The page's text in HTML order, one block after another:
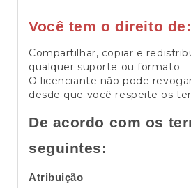
Você tem o direito de:
Compartilhar, copiar e
qualquer suporte ou formato
O licenciante não pode
desde que você respeite os
De acordo com os
seguintes:
Atribuição